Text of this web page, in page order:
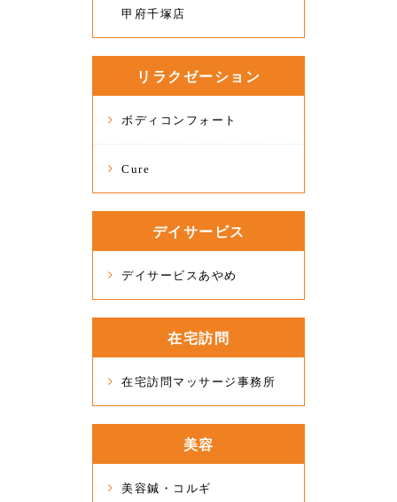
甲府千塚店
リラクゼーション
ボディコンフォート
Cure
デイサービス
デイサービスあやめ
在宅訪問
在宅訪問マッサージ事務所
美容
美容鍼・コルギ